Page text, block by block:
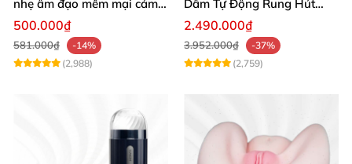
nhẹ âm đạo mềm mại cảm
giác thật
500.000₫
581.000₫
-14%
(2,988)
Dâm Tự Động Rung Hút
App Điều Khiển Xa
2.490.000₫
3.952.000₫
-37%
(2,759)